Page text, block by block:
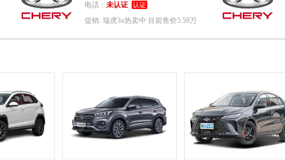
电话： 未认证 认证
促销: 瑞虎3x热卖中 目前售价5.59万